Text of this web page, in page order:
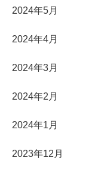
2024年5月
2024年4月
2024年3月
2024年2月
2024年1月
2023年12月